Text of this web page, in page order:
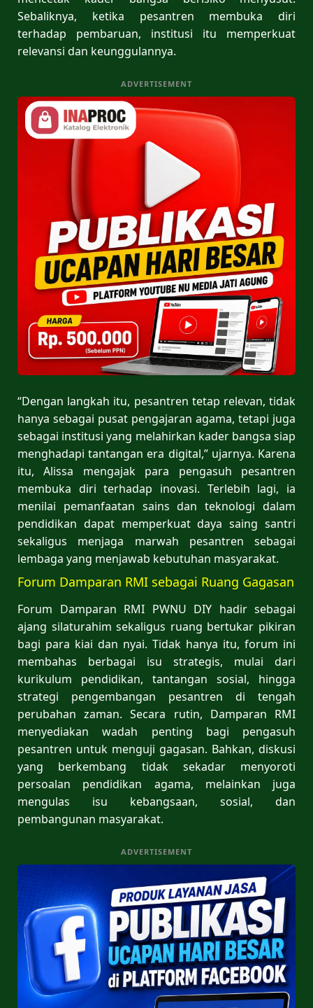
Sebaliknya, ketika pesantren membuka diri
terhadap pembaruan, institusi itu memperkuat
relevansi dan keunggulannya.
ADVERTISEMENT
“Dengan langkah itu, pesantren tetap relevan, tidak
hanya sebagai pusat pengajaran agama, tetapi juga
sebagai institusi yang melahirkan kader bangsa siap
menghadapi tantangan era digital,” ujarnya. Karena
itu, Alissa mengajak para pengasuh pesantren
membuka diri terhadap inovasi. Terlebih lagi, ia
menilai pemanfaatan sains dan teknologi dalam
pendidikan dapat memperkuat daya saing santri
sekaligus menjaga marwah pesantren sebagai
lembaga yang menjawab kebutuhan masyarakat.
Forum Damparan RMI sebagai Ruang Gagasan
Forum Damparan RMI PWNU DIY hadir sebagai
ajang silaturahim sekaligus ruang bertukar pikiran
bagi para kiai dan nyai. Tidak hanya itu, forum ini
membahas berbagai isu strategis, mulai dari
kurikulum pendidikan, tantangan sosial, hingga
strategi pengembangan pesantren di tengah
perubahan zaman. Secara rutin, Damparan RMI
menyediakan wadah penting bagi pengasuh
pesantren untuk menguji gagasan. Bahkan, diskusi
yang berkembang tidak sekadar menyoroti
persoalan pendidikan agama, melainkan juga
mengulas isu kebangsaan, sosial, dan
pembangunan masyarakat.
ADVERTISEMENT